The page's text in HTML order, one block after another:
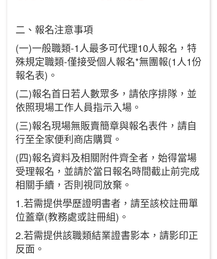
二、報名注意事項
(一)一般職類-1人最多可代理10人報名，特
殊規定職類-僅接受個人報名*無團報(1人1份
報名表)。
(二)報名首日若人數眾多，請依序排隊，並
依照現場工作人員指示入場。
(三)報名現場無販賣簡章與報名表件，請自
行至全家便利商店購買。
(四)報名資料及相關附件齊全者，始得當場
受理報名，並請於當日報名時間截止前完成
相關手續，否則視同放棄。
1.若需提供學歷證明書者，請至該校註冊單
位蓋章(教務處或註冊組)。
2.若需提供該職類結業證書影本，請影印正
反面。